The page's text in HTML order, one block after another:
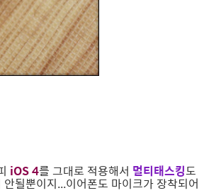
iOS 4를 그대로 적용해서 멀티태스킹도
될뿐이지...이어폰도 마이크가 장착되어